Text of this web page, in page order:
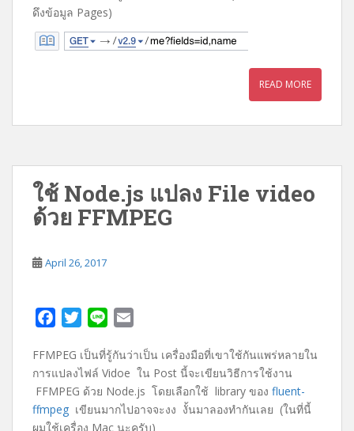
ดึงข้อมูล Pages)
READ MORE
ใช้ Node.js แปลง File video
ด้วย FFMPEG
April 26, 2017
c
e
b
o
i
t
t
e
n
e
a
l
FFMPEG เป็นที่รู้กันว่าเป็น เครื่องมือที่เขาใช้กันแพร่หลายใน
การแปลงไฟล์ Vidoe ใน Post นี้จะเขียนวิธีการใช้งาน
FFMPEG ด้วย Node.js โดยเลือกใช้ library ของ fluent-
ffmpeg เขียนมากไปอาจจะงง งั้นมาลองทำกันเลย (ในที่นี้
ผมใช้เครื่อง Mac นะครับ)